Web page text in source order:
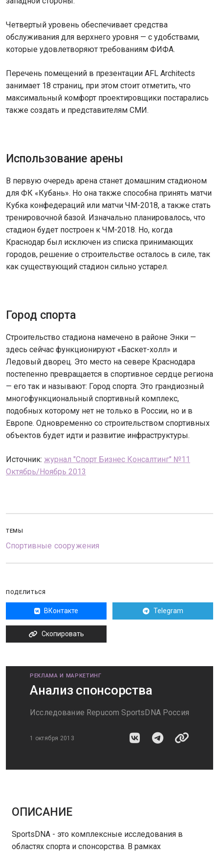
Четвертый уровень обеспечивает средства
обслуживания для верхнего уровня — с удобствами,
которые удовлетворяют требованиям ФИФА.
Перечень помещений в презентации AFL Architects
занимает 18 страниц, при этом стоит отметить, что
максимальный комфорт проектировщики постарались
также создать и представителям СМИ.
Использование арены
В первую очередь арена станет домашним стадионом
для ФК «Кубань». Но она также способна принять матчи
Кубка конфедераций или матчи ЧМ-2018, а также стать
тренировочной базой. Изначально планировалось, что
стадион будет построен к ЧМ-2018. Но, когда
Краснодар был исключен из списка принимающих
городов, решение о строительстве осталось в силе, так
как существующий стадион сильно устарел.
Город спорта
Строительство стадиона намечено в районе Энки —
здесь сейчас функционируют «Баскет-холл» и
Ледовый дворец. Это место на севере Краснодара
постепенно превращается в спортивное сердце региона
— его так и называют: Город спорта. Это грандиозный
многофункциональный спортивный комплекс,
подобных которому нет не только в России, но и в
Европе. Одновременно со строительством спортивных
объектов будет идти и развитие инфраструктуры.
Источник: журнал "Спорт Бизнес Консалтинг" №11
Октябрь/Ноябрь 2013
ТЕМЫ
Спортивные сооружения
ПОДЕЛИТЬСЯ
ВКонтакте Telegram
Скопировать
РЕКЛАМА И МАРКЕТИНГ
Анализ спонсорства
Исследование Repucom SportsDNA Россия
1 октября 2013
ОПИСАНИЕ
SportsDNA - это комплексные исследования в
областях спорта и спонсорства. В рамках